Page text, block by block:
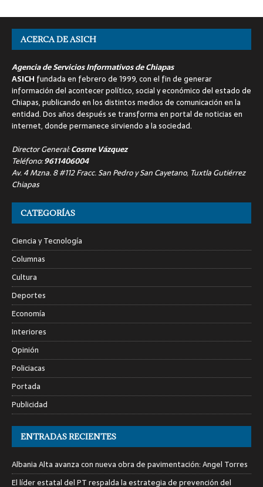
ACERCA DE ASICH
Agencia de Servicios Informativos de Chiapas
ASICH fundada en febrero de 1999, con el fin de generar
información del acontecer político, social y económico del estado de
Chiapas, publicando en los distintos medios de comunicación en la
entidad. Dos años después se transforma en portal de noticias en
internet, donde permanece sirviendo a la sociedad.
Director General:Cosme Vázquez
Teléfono:9611406004
Av. 4 Mzna. 8 #112 Fracc. San Pedro y San Cayetano, Tuxtla Gutiérrez
Chiapas
CATEGORÍAS
Ciencia y Tecnología
Columnas
Cultura
Deportes
Economía
Interiores
Opinión
Policiacas
Portada
Publicidad
ENTRADAS RECIENTES
Albania Alta avanza con nueva obra de pavimentación: Angel Torres
El líder estatal del PT respalda la estrategia de prevención del